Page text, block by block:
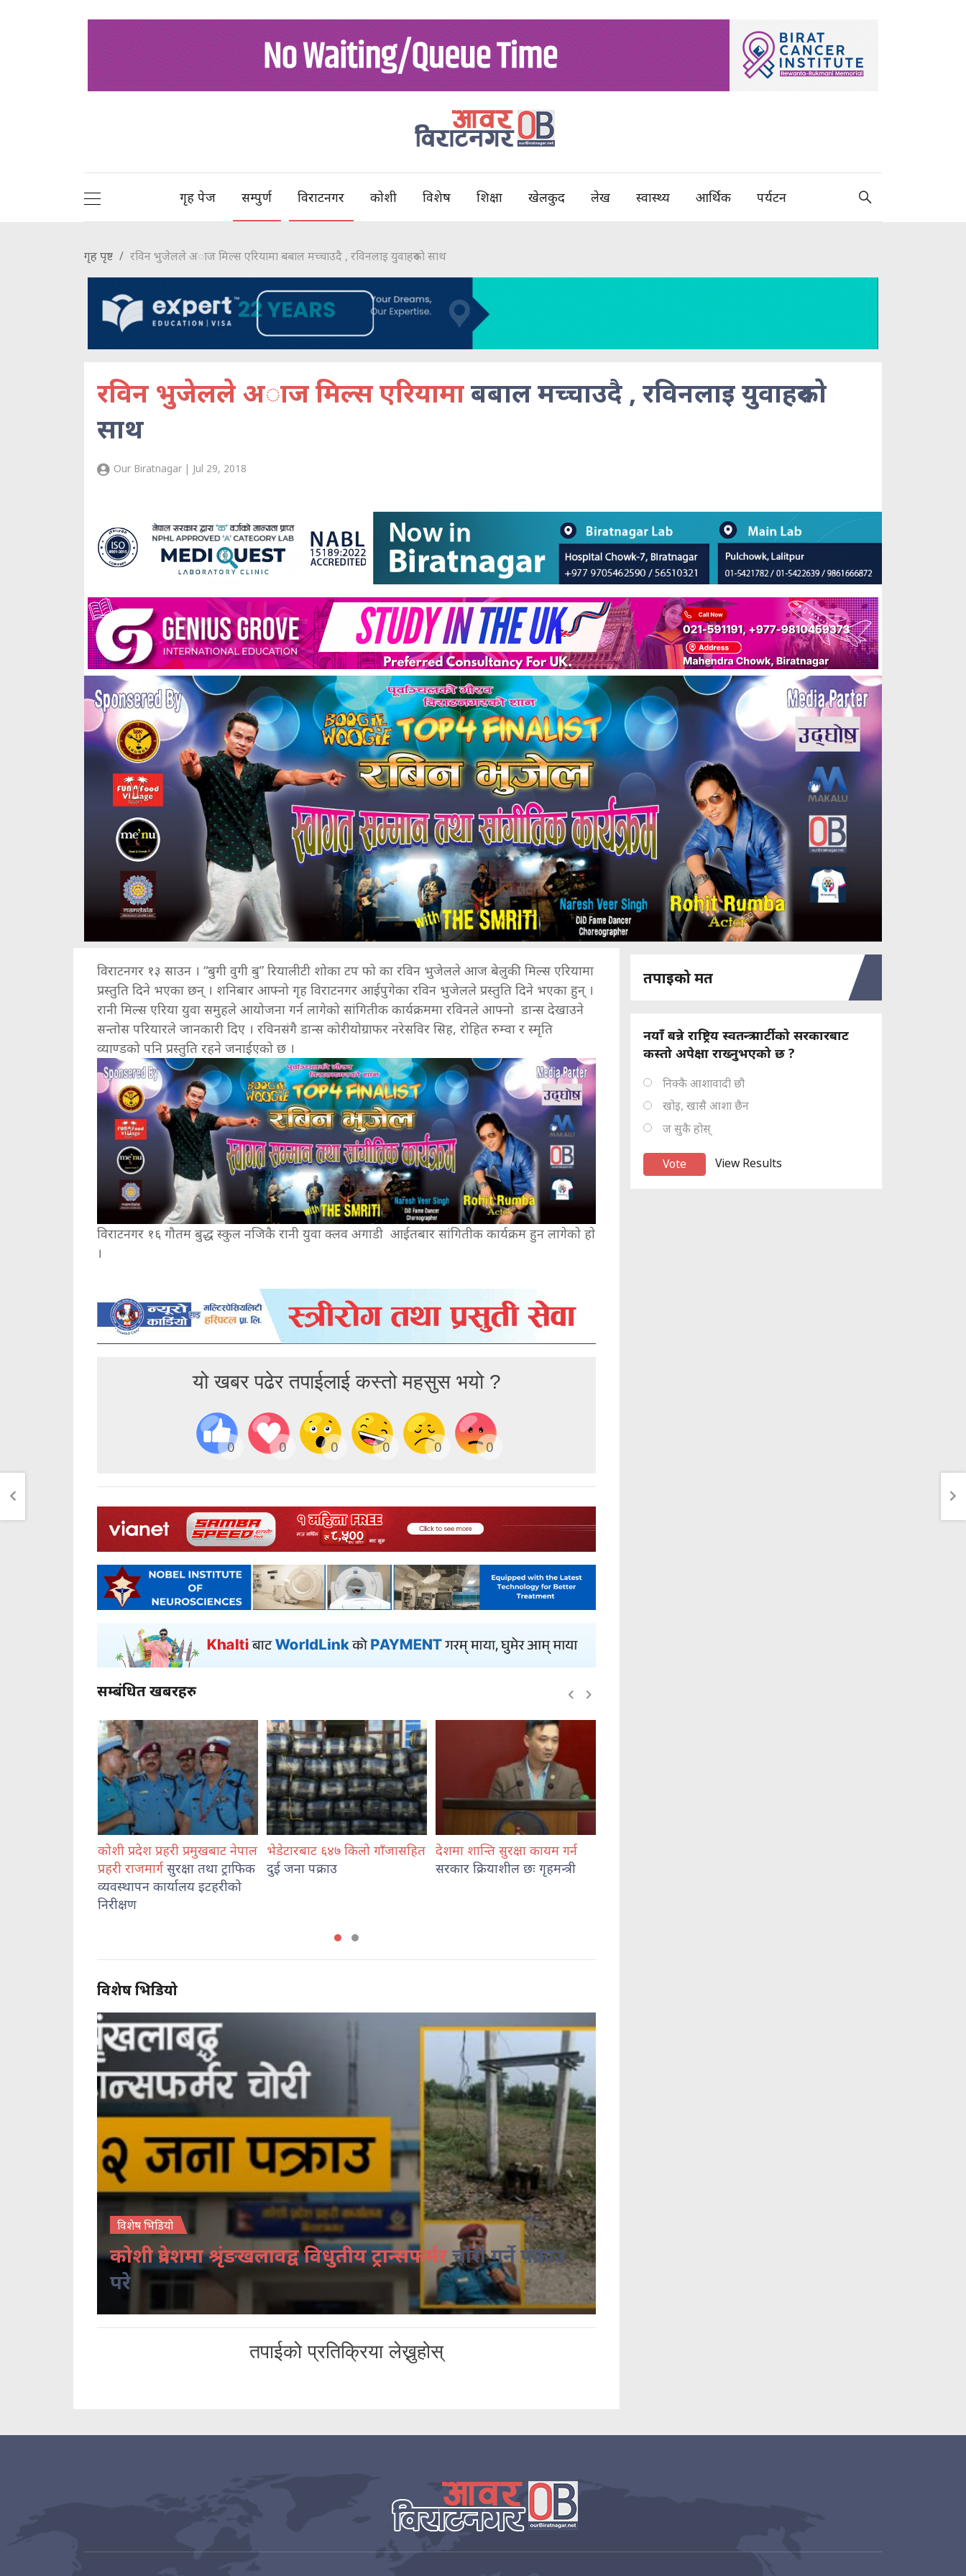
गृह पेज सम्पुर्ण विराटनगर कोशी विशेष शिक्षा खेलकुद लेख स्वास्थ्य आर्थिक पर्यटन
गृह पृष्ट रविन भुजेलले अाज मिल्स एरियामा बबाल मच्चाउदै , रविनलाइ युवाहरुकाे साथ
रविन भुजेलले अाज मिल्स एरियामाबबाल मच्चाउदै , रविनलाइ युवाहरुकाे
साथ
Our Biratnagar | Jul 29, 2018
विराटनगर १३ साउन । “बुगी वुगी बु” रियालीटी शोका टप फो का रविन भुजेलले आज बेलुकी मिल्स एरियामा
प्रस्तुति दिने भएका छन् । शनिबार आफ्नो गृह विराटनगर आईपुगेका रविन भुजेलले प्रस्तुति दिने भएका हुन् ।
रानी मिल्स एरिया युवा समुहले आयोजना गर्न लागेको सांगितीक कार्यक्रममा रविनले आफ्नो डान्स देखाउने
सन्तोस परियारले जानकारी दिए । रविनसंगै डान्स कोरीयोग्राफर नरेसविर सिह, रोहित रुम्वा र स्मृति
व्याण्डको पनि प्रस्तुति रहने जनाईएको छ ।
विराटनगर १६ गौतम बुद्ध स्कुल नजिकै रानी युवा क्लव अगाडी आईतबार सांगितीक कार्यक्रम हुन लागेकाे हाे
।
यो खबर पढेर तपाईलाई कस्तो महसुस भयो ?
0 0 0 0 0 0
सम्बंधित खबरहरु
भेडेटारबाट ६४७ किलो गाँजासहित
दुई जना पक्राउ
देशमा शान्ति सुरक्षा कायम गर्न
सरकार क्रियाशील छः गृहमन्त्री
दिदीको घरकोठामै करणी,
लेटाङबाट आरोपी गुरुङ पक्राउ
विशेष भिडियो
विशेष भिडियो
कोशी प्रदेशमा श्रृंङखलावद्व विधुतीय ट्रान्सफर्मरचोरी गर्ने पक्राउ
परे
तपाईको प्रतिक्रिया लेख्नुहोस्
तपाइको मत
नयाँ बन्ने राष्ट्रिय स्वतन्त्र पार्टीको सरकारबाट
कस्तो अपेक्षा राख्नुभएको छ ?
निक्कै आशावादी छौ
खोइ, खासै आशा छैन
ज सुकै होस्
View Results